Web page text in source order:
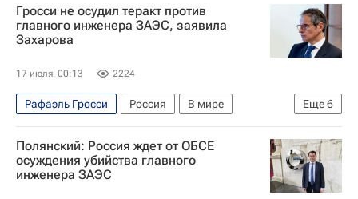
Гросси не осудил теракт против
главного инженера ЗАЭС, заявила
Захарова
17 июля, 00:13 2224
Еще6
Рафаэль Гросси Россия
В мире
Запорожская АЭС
Москва
Европа
Мария Захарова
МАГАТЭ
Следственный комитет России (СК РФ)
Полянский: Россия ждет от ОБСЕ
осуждения убийства главного
инженера ЗАЭС